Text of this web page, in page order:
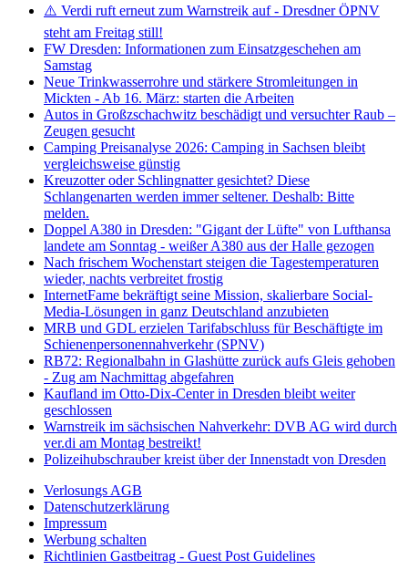
⚠️ Verdi ruft erneut zum Warnstreik auf - Dresdner ÖPNV
steht am Freitag still!
FW Dresden: Informationen zum Einsatzgeschehen am
Samstag
Neue Trinkwasserrohre und stärkere Stromleitungen in
Mickten - Ab 16. März: starten die Arbeiten
Autos in Großzschachwitz beschädigt und versuchter Raub –
Zeugen gesucht
Camping Preisanalyse 2026: Camping in Sachsen bleibt
vergleichsweise günstig
Kreuzotter oder Schlingnatter gesichtet? Diese
Schlangenarten werden immer seltener. Deshalb: Bitte
melden.
Doppel A380 in Dresden: "Gigant der Lüfte" von Lufthansa
landete am Sonntag - weißer A380 aus der Halle gezogen
Nach frischem Wochenstart steigen die Tagestemperaturen
wieder, nachts verbreitet frostig
InternetFame bekräftigt seine Mission, skalierbare Social-
Media-Lösungen in ganz Deutschland anzubieten
MRB und GDL erzielen Tarifabschluss für Beschäftigte im
Schienenpersonennahverkehr (SPNV)
RB72: Regionalbahn in Glashütte zurück aufs Gleis gehoben
- Zug am Nachmittag abgefahren
Kaufland im Otto-Dix-Center in Dresden bleibt weiter
geschlossen
Warnstreik im sächsischen Nahverkehr: DVB AG wird durch
ver.di am Montag bestreikt!
Polizeihubschrauber kreist über der Innenstadt von Dresden
Verlosungs AGB
Datenschutzerklärung
Impressum
Werbung schalten
Richtlinien Gastbeitrag - Guest Post Guidelines